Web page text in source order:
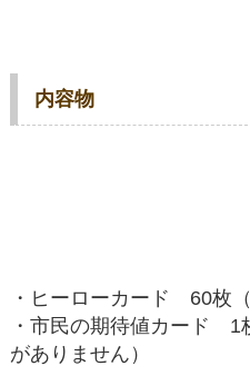
内容物
・ヒーローカード 60枚（
・市民の期待値カード 1
がありません）